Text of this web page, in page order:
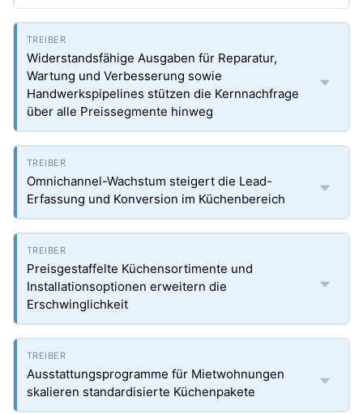
Widerstandsfähige Ausgaben für Reparatur,
Wartung und Verbesserung sowie
Handwerkspipelines stützen die Kernnachfrage
über alle Preissegmente hinweg
Omnichannel-Wachstum steigert die Lead-
Erfassung und Konversion im Küchenbereich
Preisgestaffelte Küchensortimente und
Installationsoptionen erweitern die
Erschwinglichkeit
Ausstattungsprogramme für Mietwohnungen
skalieren standardisierte Küchenpakete